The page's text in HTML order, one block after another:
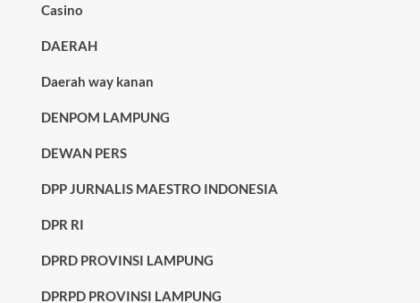
Casino
DAERAH
Daerah way kanan
DENPOM LAMPUNG
DEWAN PERS
DPP JURNALIS MAESTRO INDONESIA
DPR RI
DPRD PROVINSI LAMPUNG
DPRPD PROVINSI LAMPUNG